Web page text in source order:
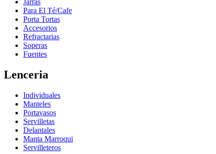
Jarras
Para El Té/Cafe
Porta Tortas
Accesorios
Refractarias
Soperas
Fuentes
Lenceria
Individuales
Manteles
Portavasos
Servilletas
Delantales
Manta Marroqui
Servilleteros